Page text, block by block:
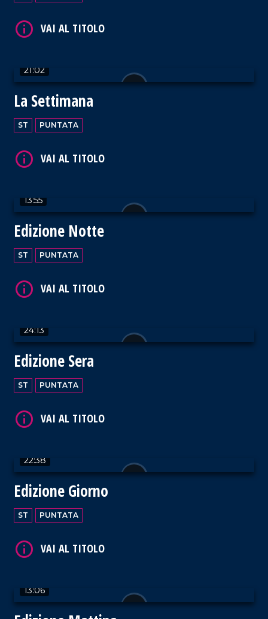
21:02
La Settimana
ST PUNTATA
13:55
Edizione Notte
ST PUNTATA
VAI AL TITOLO
24:13
Edizione Sera
ST PUNTATA
VAI AL TITOLO
22:38
Edizione Giorno
ST PUNTATA
13:06
VAI AL TITOLO
VAI AL TITOLO